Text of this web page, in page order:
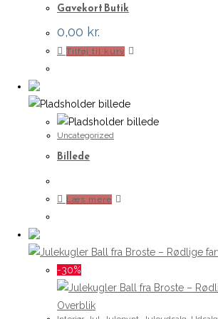
Gavekort Butik
0,00 kr.
Tilføj til kurv
Uncategorized
Billede
Læs mere
-30%
Overblik